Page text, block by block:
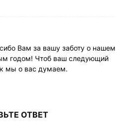
Вам за вашу заботу о нашем
годом! Чтоб ваш следующий
мы о вас думаем.
ОТВЕТ